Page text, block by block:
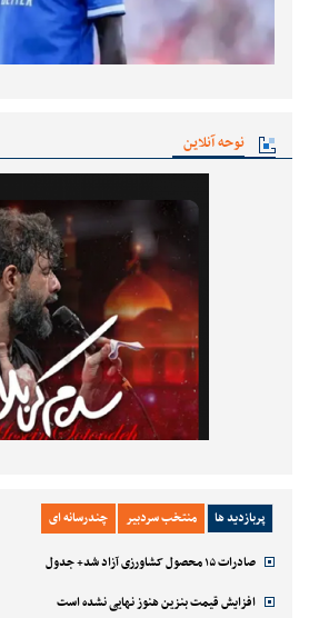
نوحه آنلاین
پربازدید ها منتخب سردبیر چندرسانه ای
صادرات ۱۵ محصول کشاورزی آزاد شد+ جدول
افزایش قیمت بنزین هنوز نهایی نشده است